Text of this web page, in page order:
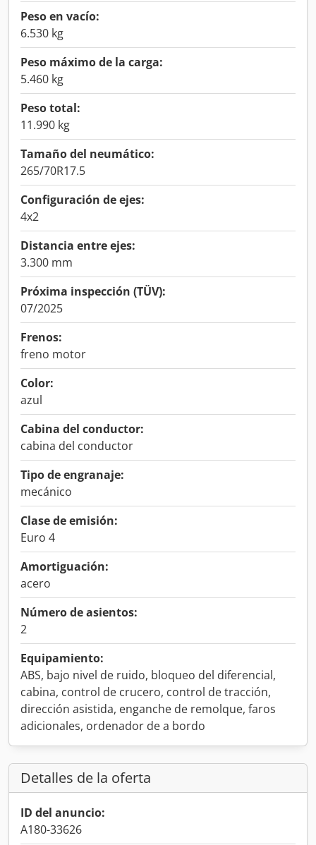
Peso en vacío:
6.530 kg
Peso máximo de la carga:
5.460 kg
Peso total:
11.990 kg
Tamaño del neumático:
265/70R17.5
Configuración de ejes:
4x2
Distancia entre ejes:
3.300 mm
Próxima inspección (TÜV):
07/2025
Frenos:
freno motor
Color:
azul
Cabina del conductor:
cabina del conductor
Tipo de engranaje:
mecánico
Clase de emisión:
Euro 4
Amortiguación:
acero
Número de asientos:
2
Equipamiento:
ABS, bajo nivel de ruido, bloqueo del diferencial,
cabina, control de crucero, control de tracción,
dirección asistida, enganche de remolque, faros
adicionales, ordenador de a bordo
Detalles de la oferta
ID del anuncio:
A180-33626